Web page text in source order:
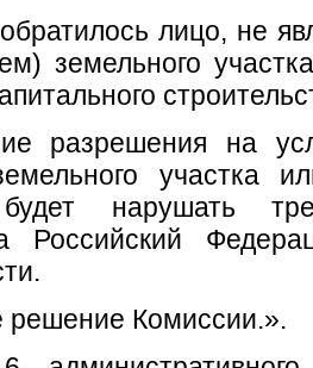
лицо, не
земельного
разрешения на
участка
будет нарушать
Российский
решение Комиссии.».